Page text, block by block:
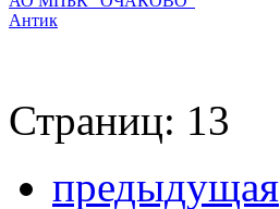
Антик
Страниц: 13
предыдущая